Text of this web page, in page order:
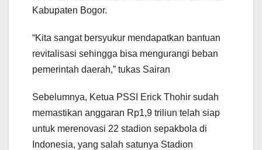
Kabupaten Bogor.
“Kita sangat bersyukur mendapatkan bantuan
revitalisasi sehingga bisa mengurangi beban
pemerintah daerah,” tukas Sairan
Sebelumnya, Ketua PSSI Erick Thohir sudah
memastikan anggaran Rp1,9 triliun telah siap
untuk merenovasi 22 stadion sepakbola di
Indonesia, yang salah satunya Stadion